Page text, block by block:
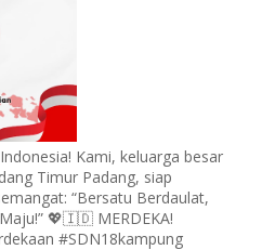
Kami, keluarga besar
Timur Padang, siap
“Bersatu Berdaulat,
💖🇮🇩 MERDEKA!
#SDN18kampung